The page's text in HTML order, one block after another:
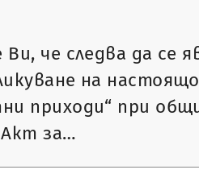
че следва да се
на
приходи“ при
за…